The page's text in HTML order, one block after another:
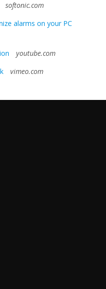
softonic.com
alarms on your PC
youtube.com
vimeo.com